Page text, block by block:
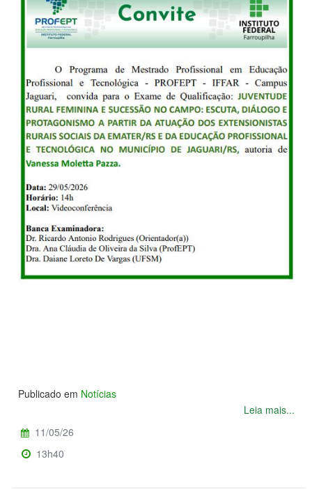
Publicado em Notícias
Leia mais...
11/05/26
13h40